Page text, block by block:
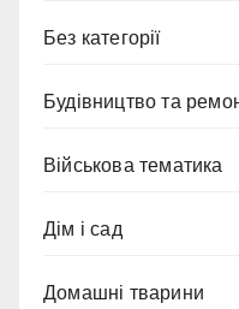
Без категорії
Будівництво та
Військова тематика
Дім і сад
Домашні тварини